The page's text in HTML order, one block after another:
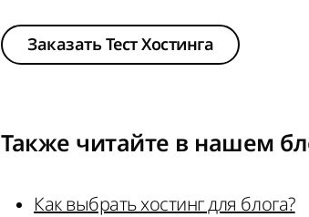
Заказать Тест Хостинга
Также читайте в нашем
Как выбрать хостинг для блога?